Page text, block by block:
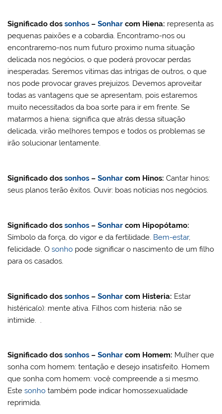
Significado dossonhos –Sonhar com Hiena: representa as
pequenas paixões e a cobardia. Encontramo-nos ou
encontraremo-nos num futuro proximo numa situação
delicada nos negócios, o que poderá provocar perdas
inesperadas. Seremos vitimas das intrigas de outros, o que
nos pode provocar graves prejuizos. Devemos aproveitar
todas as vantagens que se apresentam, pois estaremos
muito necessitados da boa sorte para ir em frente. Se
matarmos a hiena: significa que atrás dessa situação
delicada, virão melhores tempos e todos os problemas se
irão solucionar lentamente.
Significado dossonhos –Sonhar com Hinos:Cantar hinos:
seus planos terão êxitos. Ouvir: boas notícias nos negócios.
Significado dossonhos – Sonhar com Hipopótamo:
Símbolo da força, do vigor e da fertilidade. Bem-estar,
felicidade. Osonho pode significar o nascimento de um filho
para os casados.
Significado dossonhos –Sonhar com Histeria: Estar
histérica(o): mente ativa. Filhos com histeria: não se
intimide. .
Significado dossonhos –Sonhar com Homem: Mulher que
sonha com homem: tentação e desejo insatisfeito. Homem
que sonha com homem: você compreende a si mesmo.
Estesonho também pode indicar homossexualidade
reprimida.